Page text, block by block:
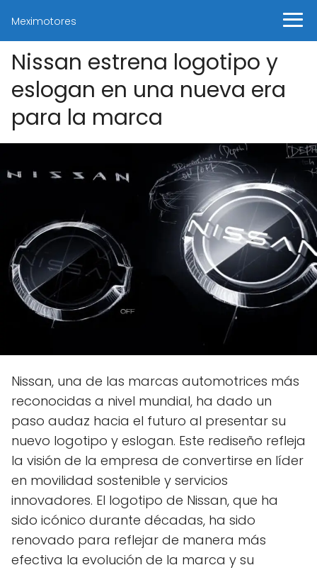
Meximotores
Nissan estrena logotipo y
eslogan en una nueva era
para la marca
Nissan, una de las marcas automotrices más
reconocidas a nivel mundial, ha dado un
paso audaz hacia el futuro al presentar su
nuevo logotipo y eslogan. Este rediseño refleja
la visión de la empresa de convertirse en líder
en movilidad sostenible y servicios
innovadores. El logotipo de Nissan, que ha
sido icónico durante décadas, ha sido
renovado para reflejar de manera más
efectiva la evolución de la marca y su